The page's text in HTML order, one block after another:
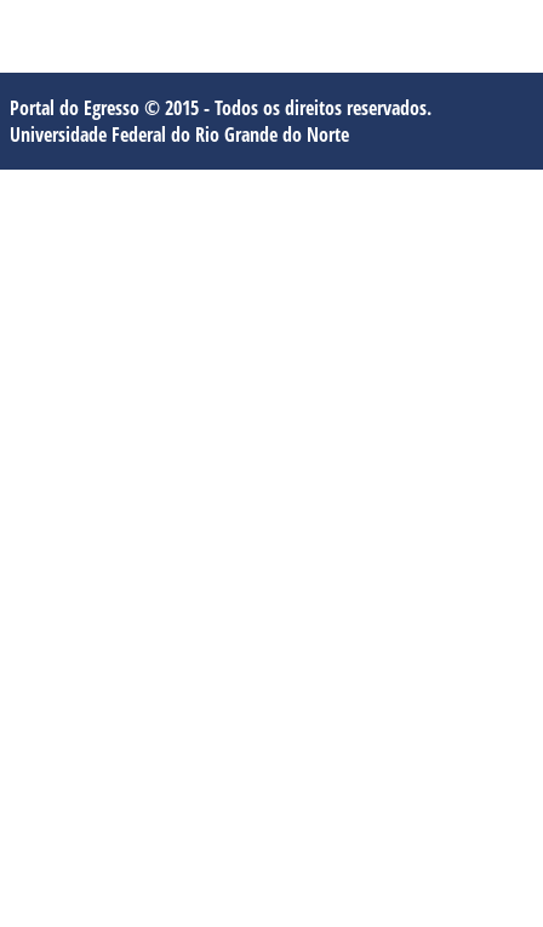
Portal do Egresso © 2015 - Todos os direitos reservados.
Universidade Federal do Rio Grande do Norte